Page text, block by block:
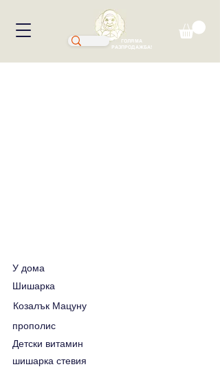
ГОЛЯМА
РАЗПРОДАЖБА!
У дома
Шишарка
Козалък Мацуну
прополис
Детски витамин
шишарка стевия